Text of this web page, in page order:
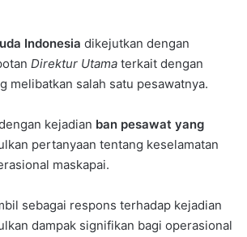
Indonesia dikejutkan dengan
Direktur Utama terkait dengan
melibatkan salah satu pesawatnya.
kejadian ban pesawat yang
pertanyaan tentang keselamatan
maskapai.
sebagai respons terhadap kejadian
dampak signifikan bagi operasional